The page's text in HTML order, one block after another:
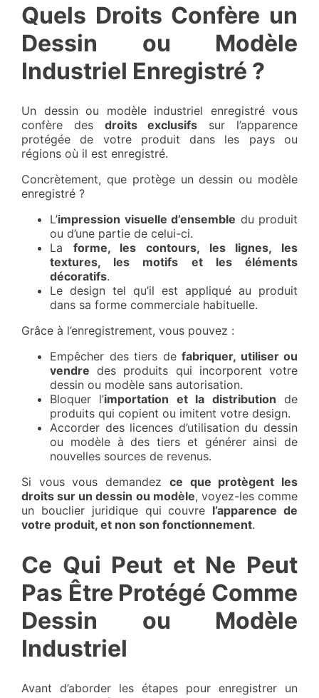
Quels Droits Confère un
Dessin ou Modèle
Industriel Enregistré ?
Un dessin ou modèle industriel enregistré vous
confère des droits exclusifs sur l’apparence
protégée de votre produit dans les pays ou
régions où il est enregistré.
Concrètement, que protège un dessin ou modèle
enregistré ?
L’impression visuelle d’ensemble du produit
ou d’une partie de celui-ci.
La forme, les contours, les lignes, les
textures, les motifs et les éléments
décoratifs.
Le design tel qu’il est appliqué au produit
dans sa forme commerciale habituelle.
Grâce à l’enregistrement, vous pouvez :
Empêcher des tiers de fabriquer, utiliser ou
vendre des produits qui incorporent votre
dessin ou modèle sans autorisation.
Bloquer l’importation et la distribution de
produits qui copient ou imitent votre design.
Accorder des licences d’utilisation du dessin
ou modèle à des tiers et générer ainsi de
nouvelles sources de revenus.
Si vous vous demandez ce que protègent les
droits sur un dessin ou modèle, voyez-les comme
un bouclier juridique qui couvre l’apparence de
votre produit, et non son fonctionnement.
Ce Qui Peut et Ne Peut
Pas Être Protégé Comme
Dessin ou Modèle
Industriel
Avant d’aborder les étapes pour enregistrer un